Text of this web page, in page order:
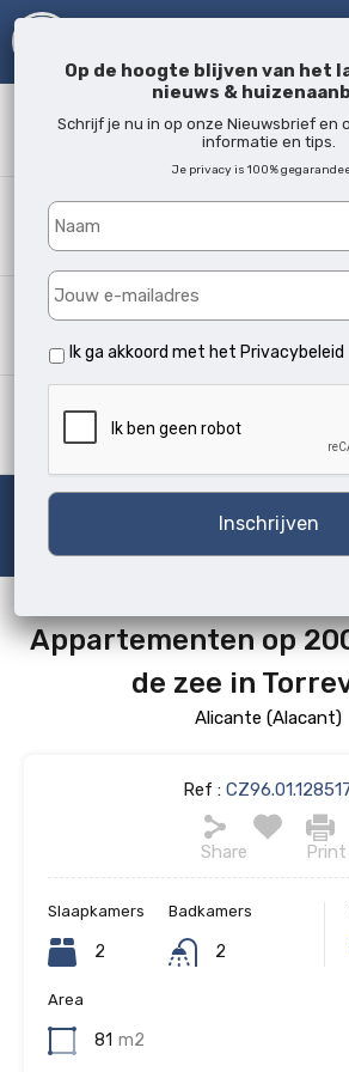
Waar?
Alle locaties
Woningtype
Alle soorten
Appartementen op
de zee in
Alicante (Alacant)
Ref :
Share Print
Slaapkamers
2
Badkamers
2
Area
81 m2
Op de hoogte blijven van het
nieuws &
Schrijf je nu in op onze Nieuwsbrief en
informatie en tips.
Je privacy is 100%
Ik ga akkoord met het Privacybeleid